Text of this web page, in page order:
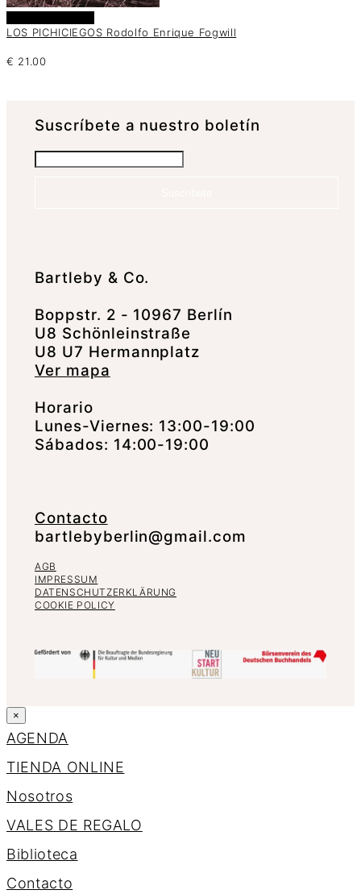
LOS PICHICIEGOS Rodolfo Enrique Fogwill
€ 21.00
Suscrí­bete a nuestro boletín
Bartleby & Co.
Boppstr. 2 - 10967 Berlín
U8 Schönleinstraße
U8 U7 Hermannplatz
Ver mapa
Horario
Lunes-Viernes: 13:00-19:00
Sábados: 14:00-19:00
Contacto
bartlebyberlin@gmail.com
AGB
IMPRESSUM
DATENSCHUTZERKLÄRUNG
COOKIE POLICY
×
AGENDA
TIENDA ONLINE
Nosotros
VALES DE REGALO
Biblioteca
Contacto